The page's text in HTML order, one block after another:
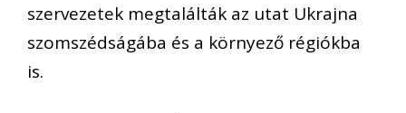
szervezetek megtalálták az utat Ukrajna
szomszédságába és a környező régiókba
is.